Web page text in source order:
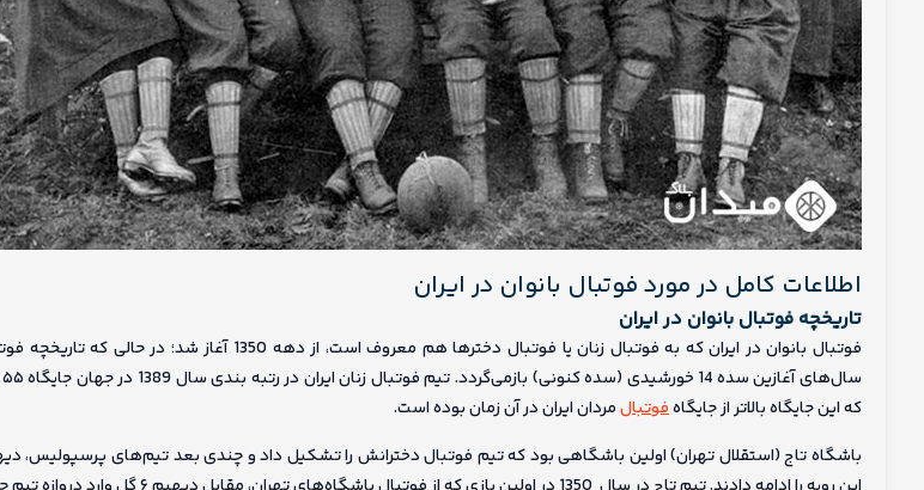
اطلاعات کامل در مورد فوتبال بانوان در ایران
تاریخچه فوتبال بانوان در ایران
فوتبال بانوان در ایران که به فوتبال زنان یا فوتبال دختر‌ها هم معروف است، از دهه 1350
که این جایگاه بالاتر از جایگاهفوتبالمردان ایران در آن زمان بوده است.
باشگاه تاج (استقلال تهران) اولین باشگاهی بود که تیم فوتبال دخترانش را تشکیل داد و چندی بعد تیم‌های پرسپولیس،